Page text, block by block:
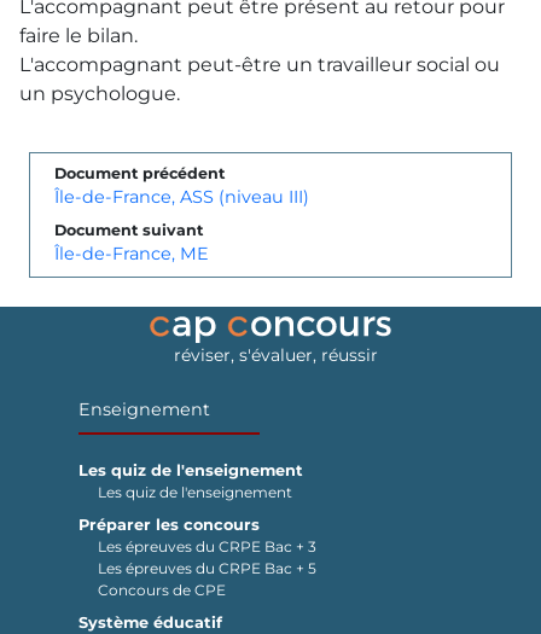
L'accompagnant peut être présent au retour pour
faire le bilan.
L'accompagnant peut-être un travailleur social ou
un psychologue.
Document précédent
Île-de-France, ASS (niveau III)
Document suivant
Île-de-France, ME
réviser, s'évaluer, réussir
Enseignement
Les quiz de l'enseignement
Les quiz de l'enseignement
Préparer les concours
Les épreuves du CRPE Bac + 3
Les épreuves du CRPE Bac + 5
Concours de CPE
Système éducatif